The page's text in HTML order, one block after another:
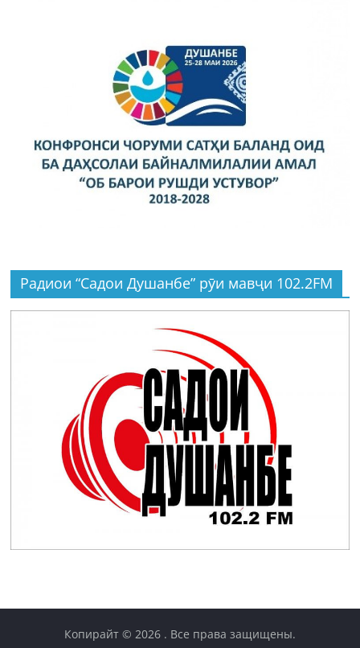
Радиои “Садои Душанбе” рӯи мавҷи 102.2FM
Копирайт © 2026 . Все права защищены.